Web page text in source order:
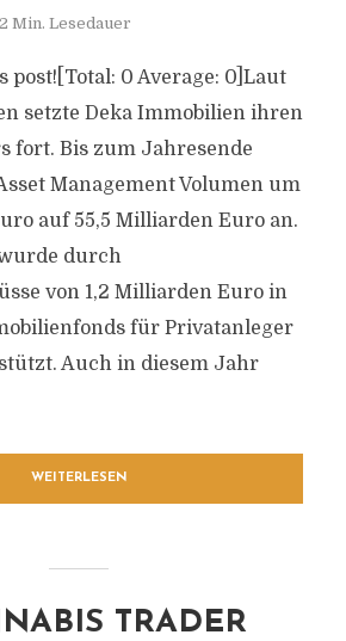
2 Min. Lesedauer
post![Total: 0 Average: 0]Laut
setzte Deka Immobilien ihren
fort. Bis zum Jahresende
Management Volumen um
auf 55,5 Milliarden Euro an.
durch
von 1,2 Milliarden Euro in
für Privatanleger
Auch in diesem Jahr
WEITERLESEN
TRADER